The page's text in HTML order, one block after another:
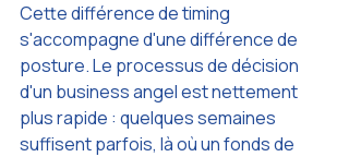
Cette différence de timing
s'accompagne d'une différence de
posture. Le processus de décision
d'un business angel est nettement
plus rapide : quelques semaines
suffisent parfois, là où un fonds de